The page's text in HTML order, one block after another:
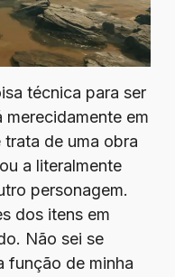
técnica para ser
merecidamente em
de uma obra
a literalmente
personagem.
dos itens em
Não sei se
função de minha